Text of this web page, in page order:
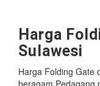
Harga
Sulawesi
Harga Folding Gate
beragam,Pedagang